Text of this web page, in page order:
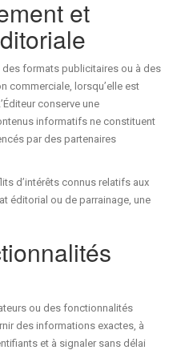
et
des formats publicitaires ou à des
commerciale, lorsqu’elle est
conserve une
informatifs ne constituent
par des partenaires
d’intérêts connus relatifs aux
éditorial ou de parrainage, une
ou des fonctionnalités
des informations exactes, à
et à signaler sans délai